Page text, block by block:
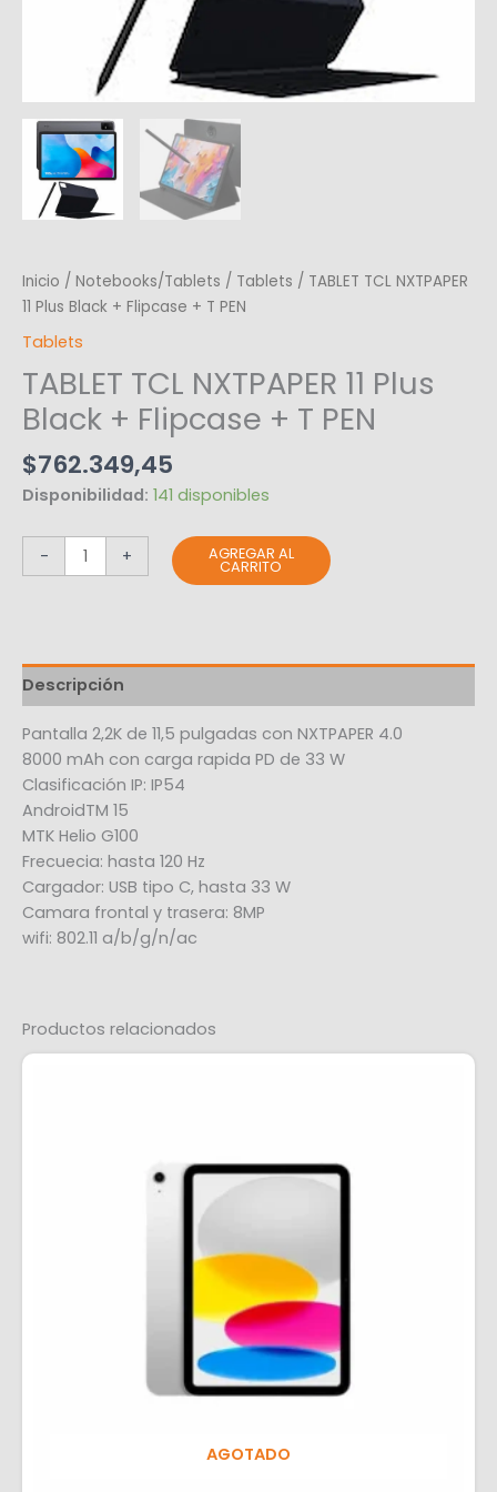
Inicio / Notebooks/Tablets / Tablets / TABLET TCL NXTPAPER
11 Plus Black + Flipcase + T PEN
Tablets
TABLET TCL NXTPAPER 11 Plus
Black + Flipcase + T PEN
$762.349,45
Disponibilidad: 141 disponibles
- + AGREGAR AL
CARRITO
Descripción
Pantalla 2,2K de 11,5 pulgadas con NXTPAPER 4.0
8000 mAh con carga rapida PD de 33 W
Clasificación IP: IP54
AndroidTM 15
MTK Helio G100
Frecuecia: hasta 120 Hz
Cargador: USB tipo C, hasta 33 W
Camara frontal y trasera: 8MP
wifi: 802.11 a/b/g/n/ac
Productos relacionados
AGOTADO